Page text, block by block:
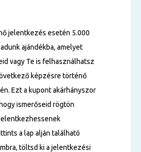
jelentkezés esetén 5.000
ajándékba, amelyet
vagy Te is felhasználhatsz
képzésre történő
Ezt a kupont akárhányszor
ismerőseid rögtön
a lap alján található
töltsd ki a jelentkezési